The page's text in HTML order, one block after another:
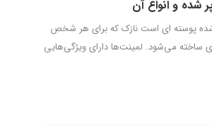
شده و انواع آن
شده پوسته ای است نازک که برای هر شخص
ساخته می‌شود. لمینت‌ها دارای ویژگی‌هایی